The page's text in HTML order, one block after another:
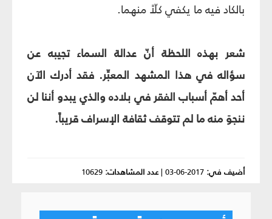
بالكاد فيه ما يكفي كلّاً منهما.
شعر بهذه اللحظة أنّ عدالة السماء تجيبه عن
سؤاله في هذا المشهد المعبِّر. فقد أدرك الآن
أحد أهمّ أسباب الفقر في بلاده والذي يبدو أننا لن
ننجوَ منه ما لم تتوقف ثقافة الإسراف قريباً.
أضيف في: 2017-06-03
|عدد المشاهدات: 10629